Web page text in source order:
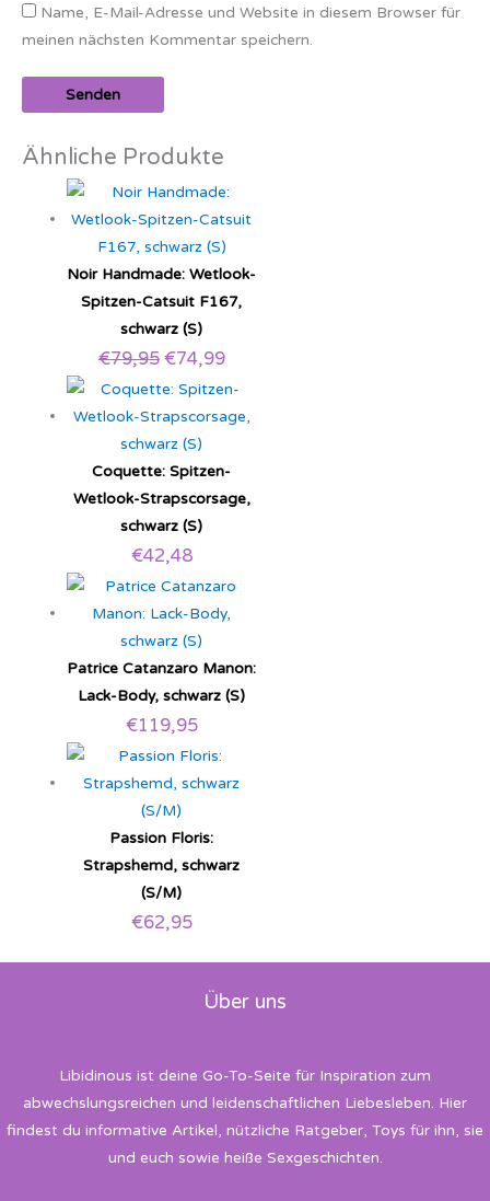
Name, E-Mail-Adresse und Website in diesem Browser für
meinen nächsten Kommentar speichern.
Ähnliche Produkte
Noir Handmade: Wetlook-
Spitzen-Catsuit F167,
schwarz (S)
€79,95 €74,99
Coquette: Spitzen-
Wetlook-Strapscorsage,
schwarz (S)
€42,48
Patrice Catanzaro Manon:
Lack-Body, schwarz (S)
€119,95
Passion Floris:
Strapshemd, schwarz
(S/M)
€62,95
Über uns
Libidinous ist deine Go-To-Seite für Inspiration zum
abwechslungsreichen und leidenschaftlichen Liebesleben. Hier
findest du informative Artikel, nützliche Ratgeber, Toys für ihn, sie
und euch sowie heiße Sexgeschichten.